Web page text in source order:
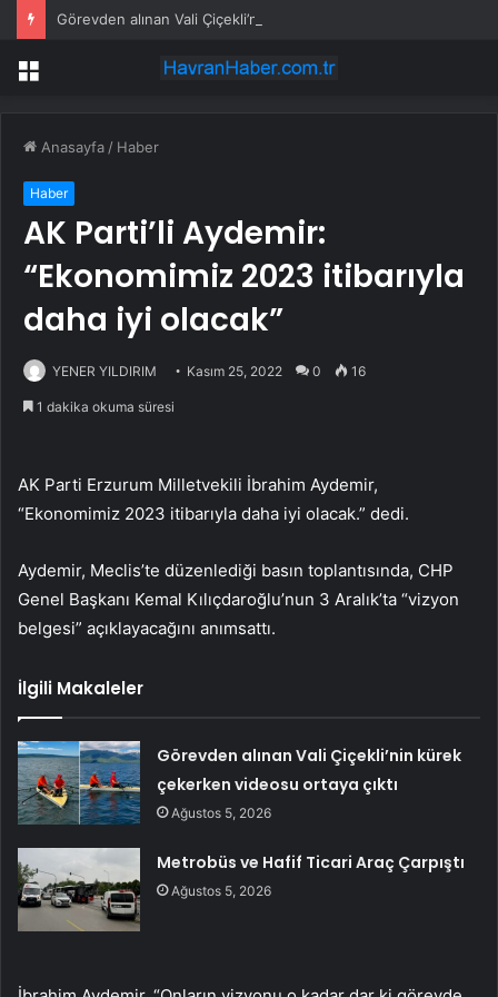
Menü
Anasayfa / Haber
Haber
AK Parti’li Aydemir:
“Ekonomimiz 2023 itibarıyla
daha iyi olacak”
YENER YILDIRIM Kasım 25, 2022 0 16
1 dakika okuma süresi
AK Parti Erzurum Milletvekili İbrahim Aydemir,
“Ekonomimiz 2023 itibarıyla daha iyi olacak.” dedi.
Aydemir, Meclis’te düzenlediği basın toplantısında, CHP
Genel Başkanı Kemal Kılıçdaroğlu’nun 3 Aralık’ta “vizyon
belgesi” açıklayacağını anımsattı.
İlgili Makaleler
Görevden alınan Vali Çiçekli’nin kürek
çekerken videosu ortaya çıktı
Ağustos 5, 2026
Metrobüs ve Hafif Ticari Araç Çarpıştı
Ağustos 5, 2026